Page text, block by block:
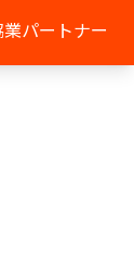
パートナー